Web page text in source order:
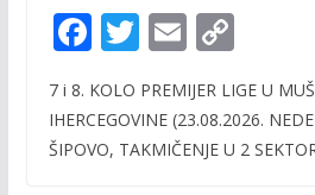
F
e
b
T
itt
er
E
ai
l
C
p
y
7 i 8. KOLO PREMIJER LIGE U
IHERCEGOVINE (23.08.2026.
ŠIPOVO, TAKMIČENJE U 2